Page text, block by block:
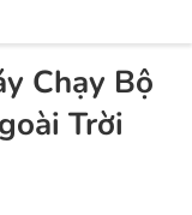
Chạy Bộ
Trời